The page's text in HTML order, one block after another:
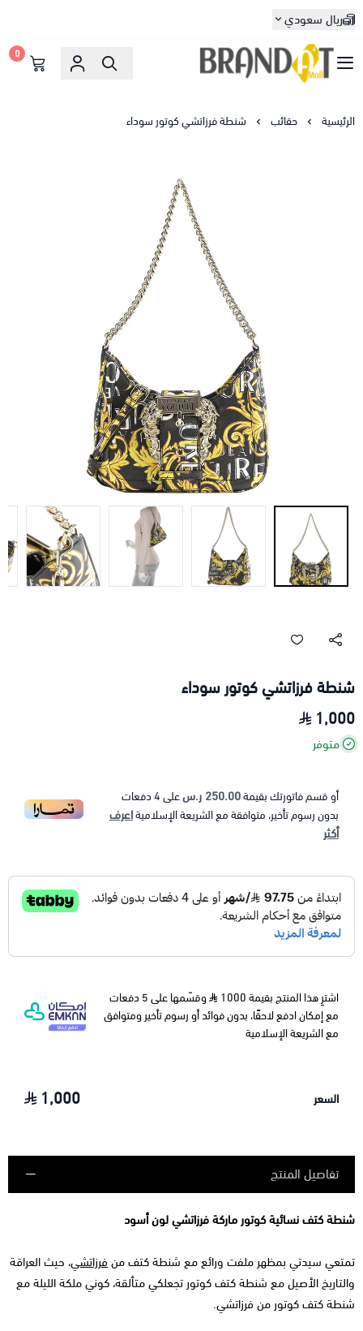
ريال سعودي
براندات مول
0
الرئيسية حقائب شنطة فرزاتشي كوتور سوداء
شنطة فرزاتشي كوتور سوداء
1,000
متوفر
أو قسم فاتورتك بقيمة250.00 ر.س على4دفعات
بدون رسوم تأخير، متوافقة مع الشريعة الإسلاميةاعرف
أكثر
اشترِ هذا المنتج بقيمة 1000
وقسّمها على 5 دفعات
مع إمكان ادفع لاحقًا، بدون فوائد أو رسوم تأخير ومتوافق
مع الشريعة الإسلامية
السعر 1,000
تفاصيل المنتج
شنطة كتف نسائية كوتور ماركة فرزاتشي لون أسود
تمتعي سيدتي بمظهر ملفت ورائع مع شنطة كتف من فرزاتشي، حيث العراقة
والتاريخ الأصيل مع شنطة كتف كوتور تجعلكي متألقة، كوني ملكة الليلة مع
شنطة كتف كوتور من فرزاتشي.